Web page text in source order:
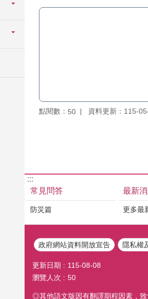
點閱數： 50 資料更新：115-
:::
常見問答
防災篇
最新
更多最
政府網站資料開放宣告 隱私權
更新日期
115-08-08
瀏覽人次
50
◎其他語文版因有翻譯期程因素，致